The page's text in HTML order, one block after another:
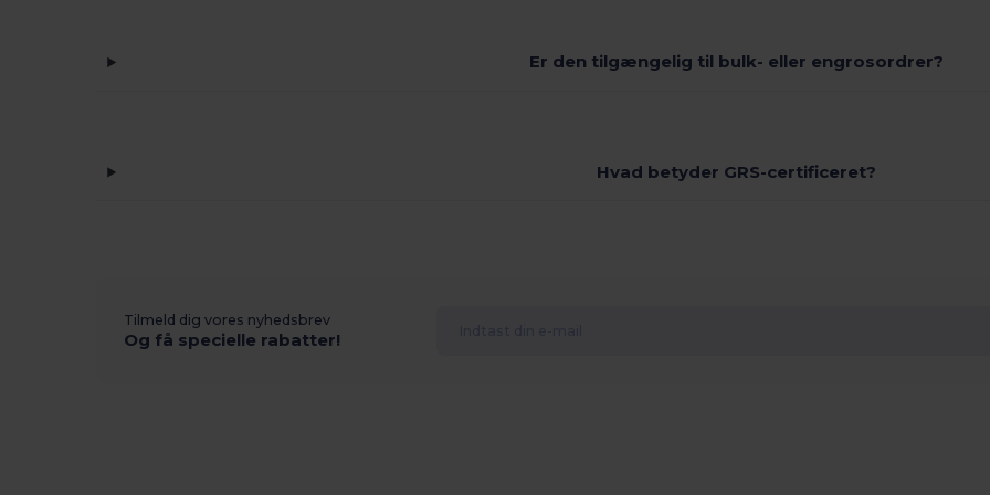
Er den tilgængelig til bulk- eller engrosordrer?
Hvad betyder GRS-certificeret?
Tilmeld dig vores nyhedsbrev
Og få specielle rabatter!